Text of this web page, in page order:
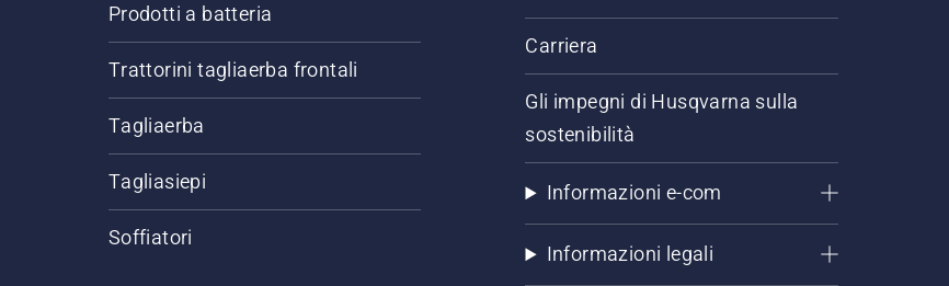
Prodotti a batteria
Trattorini tagliaerba frontali
Tagliaerba
Tagliasiepi
Soffiatori
Carriera
Gli impegni di Husqvarna sulla
sostenibilità
Informazioni e-com
Informazioni legali